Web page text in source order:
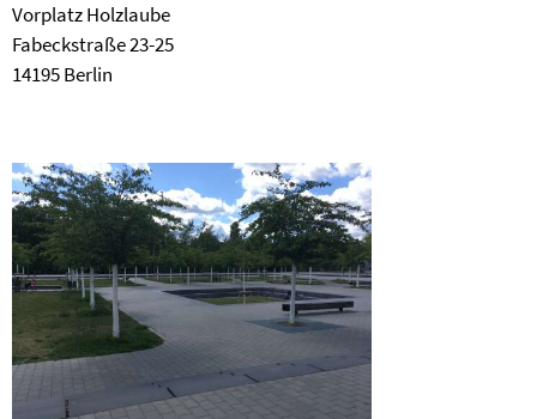
Vorplatz Holzlaube
Fabeckstraße 23-25
14195 Berlin